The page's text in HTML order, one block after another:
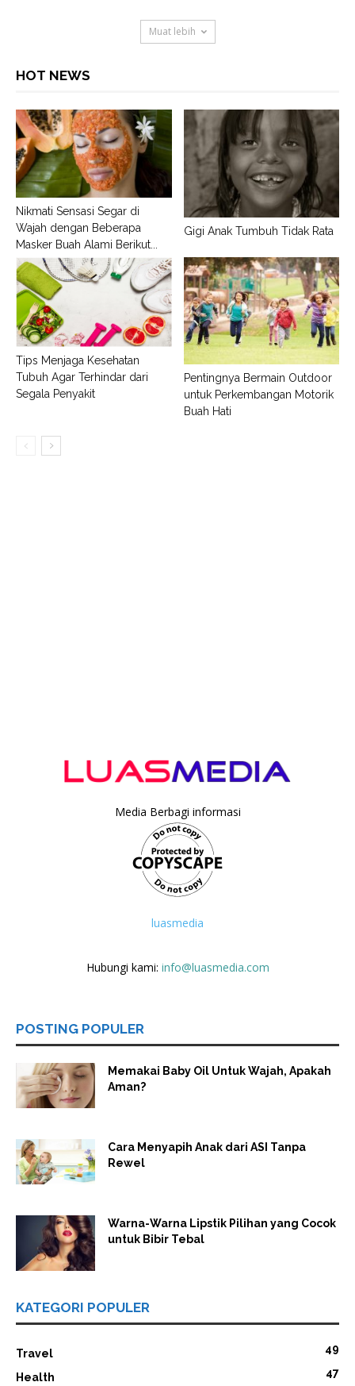
Muat lebih
HOT NEWS
Nikmati Sensasi Segar di
Wajah dengan Beberapa
Masker Buah Alami Berikut...
Gigi Anak Tumbuh Tidak Rata
Tips Menjaga Kesehatan
Tubuh Agar Terhindar dari
Segala Penyakit
Pentingnya Bermain Outdoor
untuk Perkembangan Motorik
Buah Hati
Media Berbagi informasi
luasmedia
Hubungi kami: info@luasmedia.com
POSTING POPULER
Memakai Baby Oil Untuk Wajah, Apakah
Aman?
Cara Menyapih Anak dari ASI Tanpa
Rewel
Warna-Warna Lipstik Pilihan yang Cocok
untuk Bibir Tebal
KATEGORI POPULER
Travel 49
Health 47